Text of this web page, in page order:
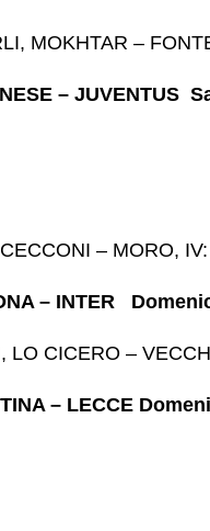
MOKHTAR –
– JUVENTUS
– MORO,
– INTER
LO CICERO –
– LECCE